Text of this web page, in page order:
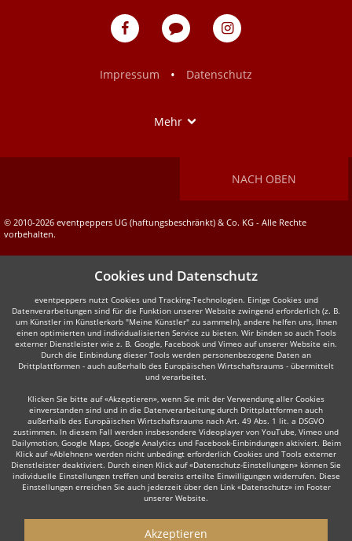
eventpeppers
Blog
eventpeppers
Impressum
• Datenschutz
Mehr
NACH OBEN
© 2010-2026 eventpeppers UG (haftungsbeschränkt) & Co. KG - Alle Rechte
vorbehalten.
Cookies und Datenschutz
eventpeppers nutzt Cookies und Tracking-Technologien. Einige Cookies und
Datenverarbeitungen sind für die Funktion unserer Website zwingend erforderlich (z. B.
um Künstler im Künstlerkorb "Meine Künstler" zu sammeln), andere helfen uns, Ihnen
einen optimierten und individualisierten Service zu bieten. Wir binden so auch Tools
externer Dienstleister wie z. B. Google, Facebook und Vimeo auf unserer Website ein.
Durch die Einbindung dieser Tools werden personenbezogene Daten an
Drittplattformen - auch außerhalb des Europäischen Wirtschaftsraums - übermittelt
und verarbeitet.
Klicken Sie bitte auf «Akzeptieren», wenn Sie mit der Verwendung aller Cookies
einverstanden sind und in die Datenverarbeitung durch Drittplattformen auch
außerhalb des Europäischen Wirtschaftsraums nach Art. 49 Abs. 1 lit. a DSGVO
zustimmen. In diesem Fall werden insbesondere Videoplayer von YouTube, Vimeo und
Dailymotion, Google Maps, Google Analytics und Facebook-Einbindungen aktiviert. Beim
Klick auf «Ablehnen» werden nicht unbedingt erforderlich Cookies und Tools externer
Dienstleister deaktiviert. Durch einen Klick auf «Datenschutz-Einstellungen» können Sie
individuelle Einstellungen treffen und bereits erteilte Einwilligungen widerrufen. Diese
Einstellungen erreichen Sie auch jederzeit über den Link «Datenschutz» im Footer
unserer Website.
Akzeptieren